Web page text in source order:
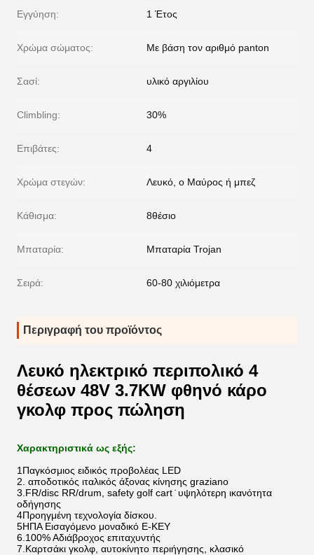
Εγγύηση: 1 Έτος
Χρώμα σώματος: Με βάση τον αριθμό panton
Σασί: υλικό αργιλίου
Climbling: 30%
Επιβάτες: 4
Χρώμα στεγών: Λευκό, ο Μαύρος ή μπεζ
Κάθισμα: 8θέσιο
Μπαταρία: Μπαταρία Trojan
Σειρά: 60-80 χιλιόμετρα
Περιγραφή του προϊόντος
Λευκό ηλεκτρικό περιπολικό 4
θέσεων 48V 3.7KW φθηνό κάρο
γκολφ προς πώληση
Χαρακτηριστικά ως εξής:
1Παγκόσμιος ειδικός προβολέας LED
2. αποδοτικός ιταλικός άξονας κίνησης graziano
3.FR/disc RR/drum, safety golf cart ̇ υψηλότερη ικανότητα
οδήγησης
4Προηγμένη τεχνολογία δίσκου.
5ΗΠΑ Εισαγόμενο μοναδικό E-KEY
6.100% Αδιάβροχος επιταχυντής
7.Καρτσάκι γκολφ, αυτοκίνητο περιήγησης, κλασικό